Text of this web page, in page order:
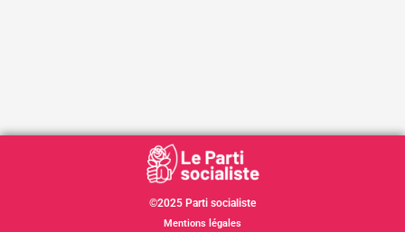
©2025 Parti socialiste
Mentions légales